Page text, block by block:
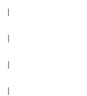
│
│
│
│